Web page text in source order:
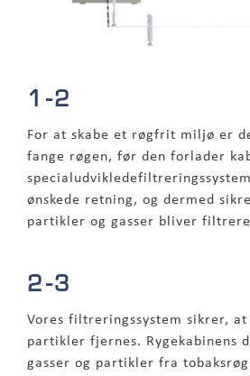
1-2
For at skabe et røgfrit miljø er
fange røgen, før den forlader
ønskede retning, og dermed
partikler og gasser bliver
2-3
Vores filtreringssystem sikrer, at
partikler fjernes. Rygekabinens
gasser og partikler fra